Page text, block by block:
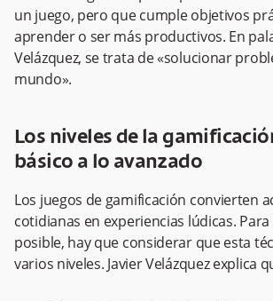
un juego, pero que cumple objetivos
aprender o ser más productivos. En
Velázquez, se trata de «solucionar
mundo».
Los niveles de la
básico a lo avanzado
Los juegos de gamificación convierten
cotidianas en experiencias lúdicas.
posible, hay que considerar que esta
varios niveles. Javier Velázquez explica